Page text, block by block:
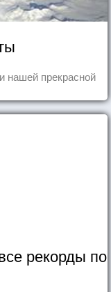
нашей прекрасной
рекорды по